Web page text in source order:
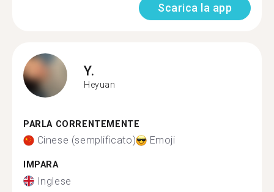
Scarica la app
Y.
Heyuan
PARLA CORRENTEMENTE
Cinese (semplificato) Emoji
IMPARA
Inglese